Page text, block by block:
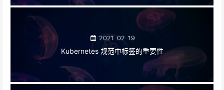
2021-02-19
Kubernetes 规范中标签的重要性